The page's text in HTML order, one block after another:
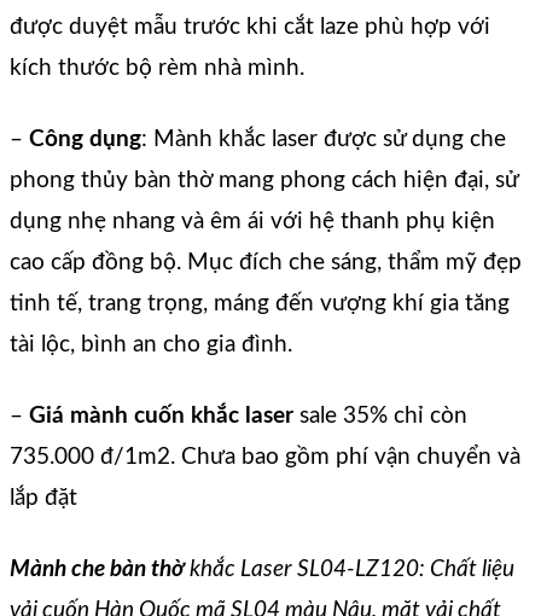
được duyệt mẫu trước khi cắt laze phù hợp với
kích thước bộ rèm nhà mình.
– Công dụng: Mành khắc laser được sử dụng che
phong thủy bàn thờ mang phong cách hiện đại, sử
dụng nhẹ nhang và êm ái với hệ thanh phụ kiện
cao cấp đồng bộ. Mục đích che sáng, thẩm mỹ đẹp
tinh tế, trang trọng, máng đến vượng khí gia tăng
tài lộc, bình an cho gia đình.
– Giá mành cuốn khắc laser sale 35% chỉ còn
735.000 đ/1m2. Chưa bao gồm phí vận chuyển và
lắp đặt
Mành che bàn thờkhắc Laser SL04-LZ120: Chất liệu
vải cuốn Hàn Quốc mã SL04 màu Nâu, mặt vải chất